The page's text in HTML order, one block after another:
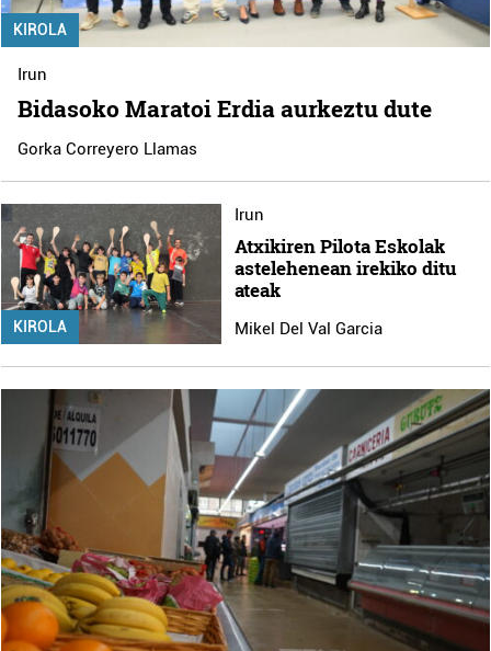
KIROLA
Irun
Bidasoko Maratoi Erdia aurkeztu dute
Gorka Correyero Llamas
KIROLA
Irun
Atxikiren Pilota Eskolak
astelehenean irekiko ditu
ateak
Mikel Del Val Garcia